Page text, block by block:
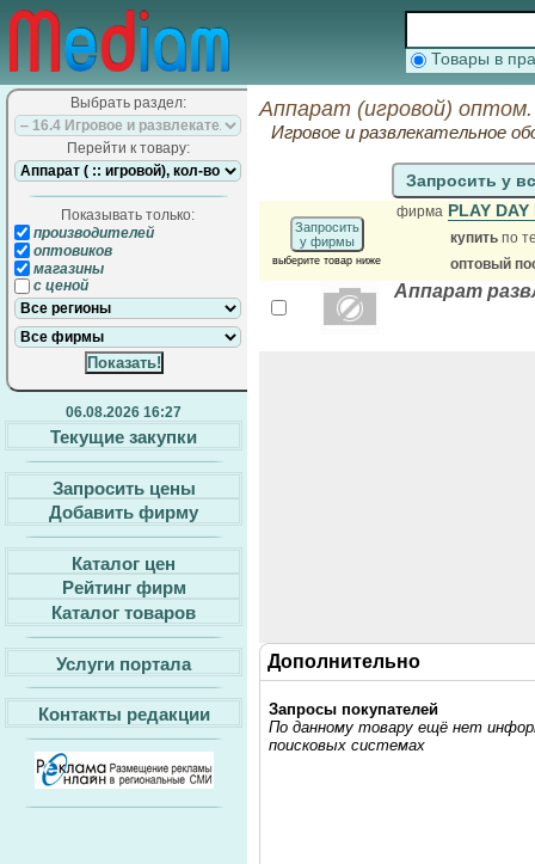
Товары в
Выбрать раздел:
Перейти к товару:
Показывать только:
производителей
оптовиков
магазины
с ценой
06.08.2026 16:27
Текущие закупки
Запросить цены
Добавить фирму
Каталог цен
Рейтинг фирм
Каталог товаров
Услуги портала
Контакты редакции
Аппарат (игровой)
Игровое и развлекательное
Запросить у
Запросить
у фирмы
выберите товар ниже
фирма PLAY
купить по
оптовый
Аппарат
Дополнительно
Запросы покупателей
По данному товару ещё нет
поисковых системах